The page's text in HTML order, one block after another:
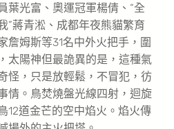
葉光富、奧運冠軍楊倩、“全
”蔣青淞、成都年夜熊貓繁育
詹姆斯等31名中外火把手，圍
太陽神但最詭異的是，這種氣
怪，只是放輕鬆，不冒犯，彷
情。鳥焚燒盤光線四射，迴旋
12道金芒的空中焰火。焰火傳